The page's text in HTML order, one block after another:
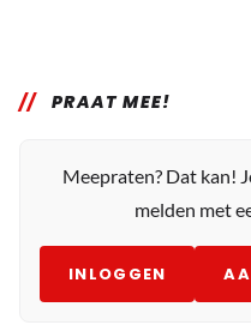
PRAAT MEE!
Meepraten? Dat kan!
melden met
INLOGGEN